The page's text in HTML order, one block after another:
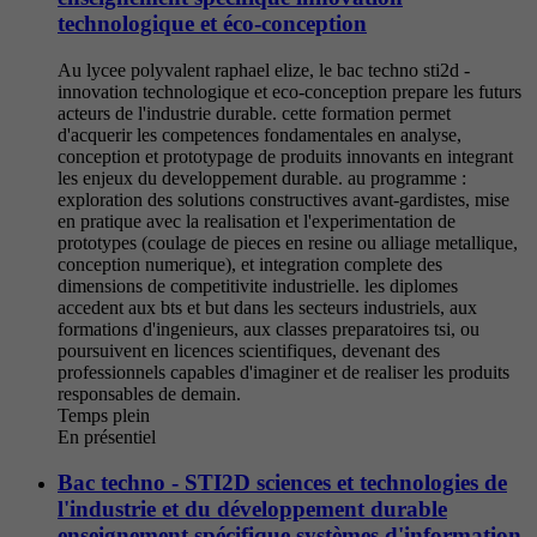
technologique et éco-conception
Au lycee polyvalent raphael elize, le bac techno sti2d -
innovation technologique et eco-conception prepare les futurs
acteurs de l'industrie durable. cette formation permet
d'acquerir les competences fondamentales en analyse,
conception et prototypage de produits innovants en integrant
les enjeux du developpement durable. au programme :
exploration des solutions constructives avant-gardistes, mise
en pratique avec la realisation et l'experimentation de
prototypes (coulage de pieces en resine ou alliage metallique,
conception numerique), et integration complete des
dimensions de competitivite industrielle. les diplomes
accedent aux bts et but dans les secteurs industriels, aux
formations d'ingenieurs, aux classes preparatoires tsi, ou
poursuivent en licences scientifiques, devenant des
professionnels capables d'imaginer et de realiser les produits
responsables de demain.
Temps plein
En présentiel
Bac techno - STI2D sciences et technologies de
l'industrie et du développement durable